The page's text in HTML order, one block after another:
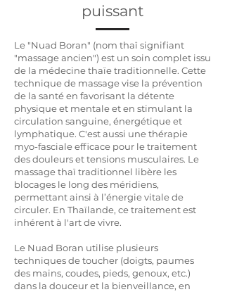
puissant
Le "Nuad Boran" (nom thaï signifiant
"massage ancien") est un soin complet issu
de la médecine thaïe traditionnelle. Cette
technique de massage vise la prévention
de la santé en favorisant la détente
physique et mentale et en stimulant la
circulation sanguine, énergétique et
lymphatique. C'est aussi une thérapie
myo-fasciale efficace pour le traitement
des douleurs et tensions musculaires. Le
massage thaï traditionnel libère les
blocages le long des méridiens,
permettant ainsi à l’énergie vitale de
circuler. En Thaïlande, ce traitement est
inhérent à l'art de vivre.
Le Nuad Boran utilise plusieurs
techniques de toucher (doigts, paumes
des mains, coudes, pieds, genoux, etc.)
dans la douceur et la bienveillance, en